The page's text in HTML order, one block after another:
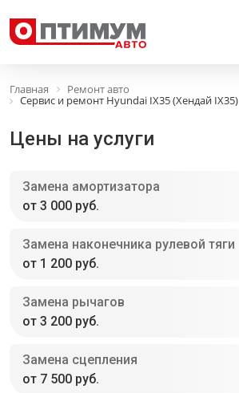
Главная Ремонт авто
Сервис и ремонт Hyundai IX35 (Хендай IX35)
Цены на услуги
Замена амортизатора
от 3 000 руб.
Замена наконечника рулевой тяги
от 1 200 руб.
Замена рычагов
от 3 200 руб.
Замена сцепления
от 7 500 руб.